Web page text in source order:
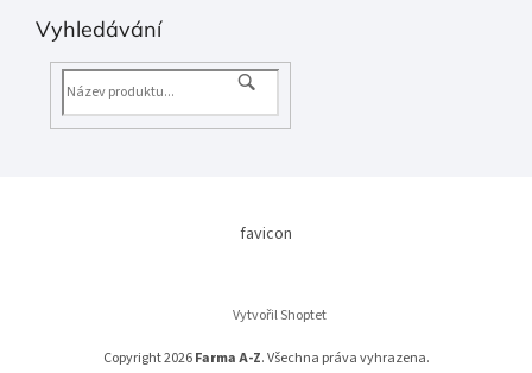
Vyhledávání
favicon
Vytvořil Shoptet
Copyright 2026Farma A-Z. Všechna práva vyhrazena.